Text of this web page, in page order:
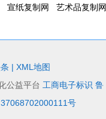
宣纸复制网 艺术品复制网
| XML地图
公益平台 工商电子标识 鲁
号